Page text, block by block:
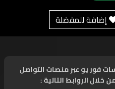
إضافة للمفضلة
فور يو عبر منصات التواصل
خلال الروابط التالية :